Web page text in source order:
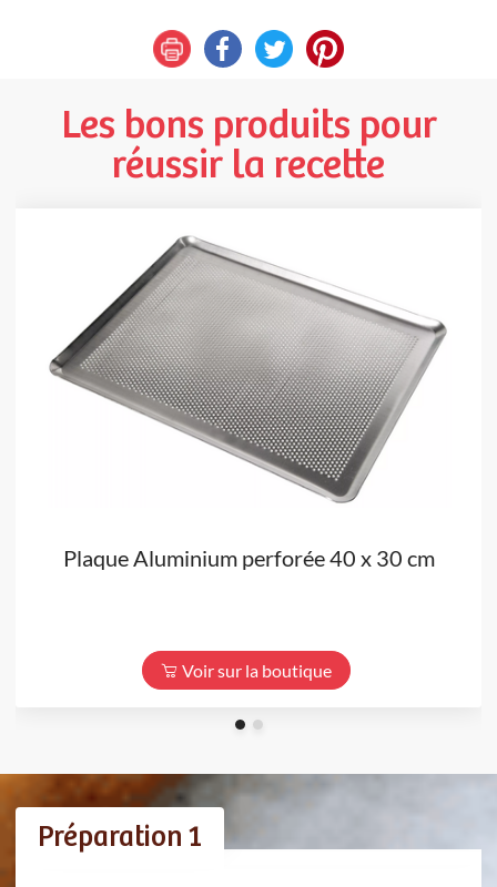
Les bons produits pour
réussir la recette
Plaque Aluminium perforée 40 x 30 cm
Voir sur la boutique
Préparation 1